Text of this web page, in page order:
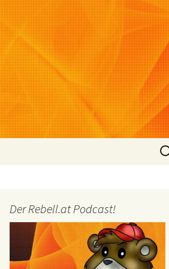
Der Rebell.at Podcast!